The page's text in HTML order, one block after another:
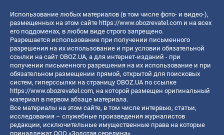
Использование любых материалов (в том числе фото- и видео-),
размещенных на этом сайте https://www.obozrevatel.com и на всех
его поддоменах, в любом виде строго запрещено.
Разрешается использование при получении письменного
разрешения на их использование и при условии обязательной
ссылки на сайт OBOZ.UA, а для интернет-изданий - при
получении письменного разрешения на их использование и при
обязательном размещении прямой, открытой для поисковых
систем, гиперссылки на страницу OBOZ.UA по ссылке
https://www.obozrevatel.com, на которой размещен оригинальный
материал в первом абзаце материала.
Все материалы на этом сайте, в том числе интервью, статьи,
исследования – служебные произведения журналистов
редакции, исключительные имущественные права на которые
принадлежат ООО «Золотая середина».